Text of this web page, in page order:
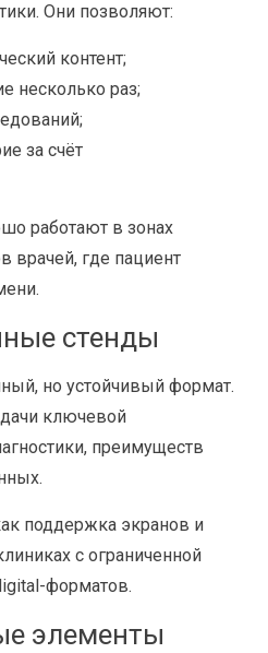
Они позволяют:
контент;
несколько раз;
за счёт
работают в зонах
врачей, где пациент
стенды
но устойчивый формат.
ключевой
преимуществ
поддержка экранов и
с ограниченной
форматов.
элементы